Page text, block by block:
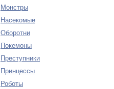
Монстры
Насекомые
Оборотни
Покемоны
Преступники
Принцессы
Роботы